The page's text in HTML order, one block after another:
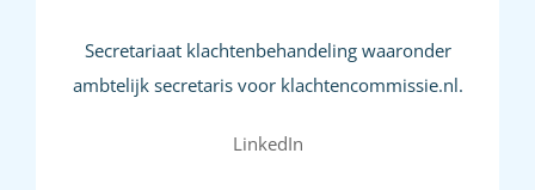
Secretariaat klachtenbehandeling waaronder
ambtelijk secretaris voor klachtencommissie.nl.
LinkedIn